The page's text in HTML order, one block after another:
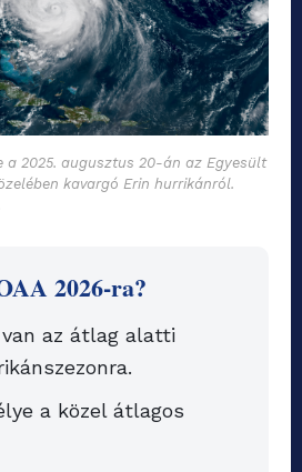
a 2025. augusztus 20-án az Egyesült
kavargó Erin hurrikánról.
2026-ra?
az átlag alatti
a közel átlagos